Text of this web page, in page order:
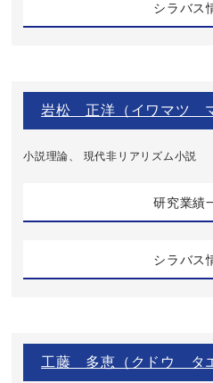
シラバス
岩松 正洋（イワマツ マ
小説理論、 現代非リアリズム小説
研究業績
シラバス
工藤 多恵（クドウ タ